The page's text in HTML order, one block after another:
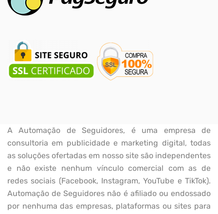
A Automação de Seguidores, é uma empresa de
consultoria em publicidade e marketing digital, todas
as soluções ofertadas em nosso site são independentes
e não existe nenhum vínculo comercial com as de
redes sociais (Facebook, Instagram, YouTube e TikTok).
Automação de Seguidores não é afiliado ou endossado
por nenhuma das empresas, plataformas ou sites para